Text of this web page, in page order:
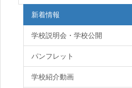
新着情報
学校説明会・学校公開
パンフレット
学校紹介動画